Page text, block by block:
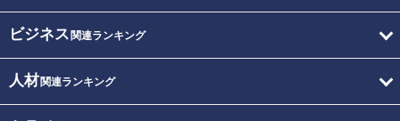
ビジネス 関連ランキング
人材関連ランキング